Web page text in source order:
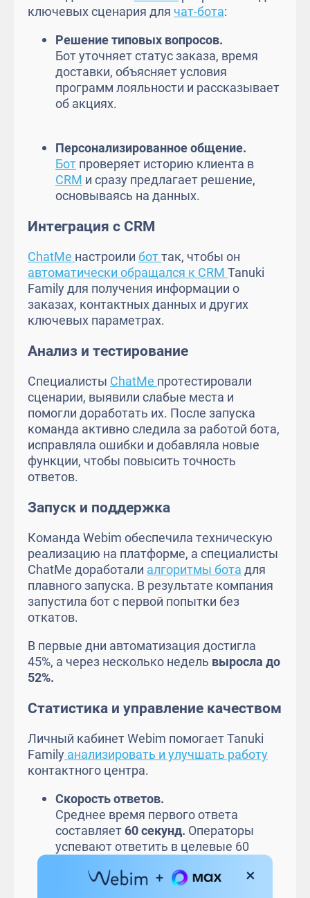
ключевых сценария для чат-бота:
Решение типовых вопросов.
Бот уточняет статус заказа, время
доставки, объясняет условия
программ лояльности и рассказывает
об акциях.
Персонализированное общение.
Бот проверяет историю клиента в
CRM и сразу предлагает решение,
основываясь на данных.
Интеграция с CRM
ChatMe настроили боттак, чтобы он
автоматически обращался к CRM Tanuki
Family для получения информации о
заказах, контактных данных и других
ключевых параметрах.
Анализ и тестирование
Специалисты ChatMe протестировали
сценарии, выявили слабые места и
помогли доработать их. После запуска
команда активно следила за работой бота,
исправляла ошибки и добавляла новые
функции, чтобы повысить точность
ответов.
Запуск и поддержка
Команда Webim обеспечила техническую
реализацию на платформе, а специалисты
ChatMe доработали алгоритмы бота для
плавного запуска. В результате компания
запустила бот с первой попытки без
откатов.
В первые дни автоматизация достигла
45%, а через несколько недель выросла до
52%.
Статистика и управление качеством
Личный кабинет Webim помогает Tanuki
Family анализировать и улучшать работу
контактного центра.
Скорость ответов.
Среднее время первого ответа
составляет 60 секунд. Операторы
успевают ответить в целевые 60
загруженные дни.